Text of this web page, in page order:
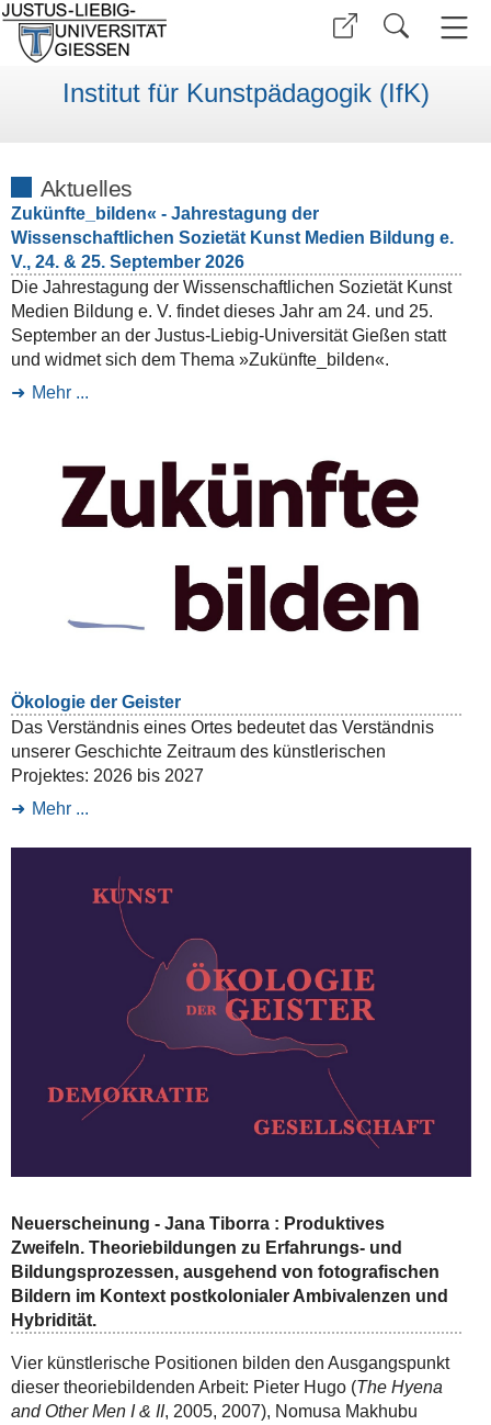
Institut für Kunstpädagogik (IfK)
Aktuelles
Zukünfte_bilden« - Jahrestagung der
Wissenschaftlichen Sozietät Kunst Medien Bildung e.
V., 24. & 25. September 2026
Die Jahrestagung der Wissenschaftlichen Sozietät Kunst
Medien Bildung e. V. findet dieses Jahr am 24. und 25.
September an der Justus-Liebig-Universität Gießen statt
und widmet sich dem Thema »Zukünfte_bilden«.
Mehr ...
Ökologie der Geister
Das Verständnis eines Ortes bedeutet das Verständnis
unserer Geschichte Zeitraum des künstlerischen
Projektes: 2026 bis 2027
Mehr ...
Neuerscheinung - Jana Tiborra : Produktives
Zweifeln. Theoriebildungen zu Erfahrungs- und
Bildungsprozessen, ausgehend von fotografischen
Bildern im Kontext postkolonialer Ambivalenzen und
Hybridität.
Vier künstlerische Positionen bilden den Ausgangspunkt
dieser theoriebildenden Arbeit: Pieter Hugo (The Hyena
and Other Men I & II, 2005, 2007), Nomusa Makhubu